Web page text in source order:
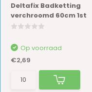
Deltafix Badketting
verchroomd 60cm 1st
Op voorraad
€2,69